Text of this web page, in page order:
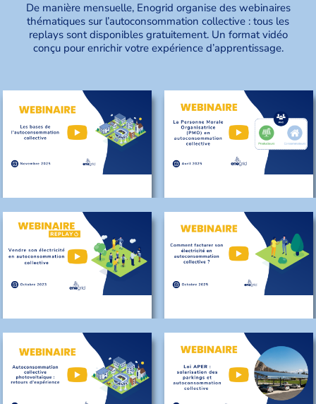
De manière mensuelle, Enogrid organise des webinaires
thématiques sur l’autoconsommation collective : tous les
replays sont disponibles gratuitement. Un format vidéo
conçu pour enrichir votre expérience d’apprentissage.